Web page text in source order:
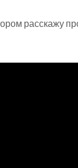
расскажу